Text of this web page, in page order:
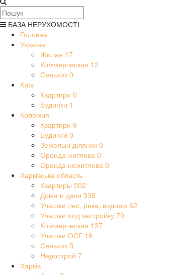
БАЗА НЕРУХОМОСТІ
Головна
Україна
Жилая 17
Коммерческая 12
Сельхоз 0
Київ
Квартири 0
Будинки 1
Коломия
Квартири 9
Будинки 0
Земельні ділянки 0
Оренда житлова 0
Оренда нежитлова 0
Харківська область
Квартиры 502
Дома и дачи 338
Участки лес, река, водоем 62
Участки под застройку 70
Коммерческая 137
Участки ОСГ 16
Сельхоз 5
Недострой 7
Харків